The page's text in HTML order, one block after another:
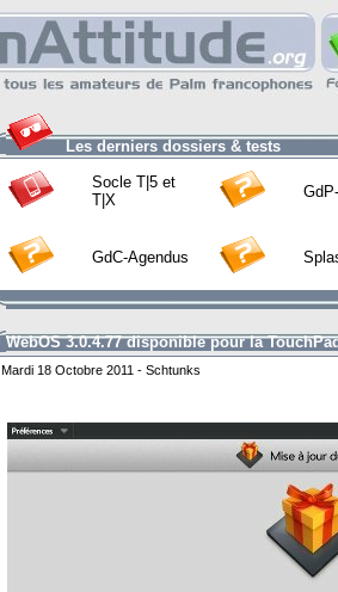
Les derniers dossiers & tests
Socle T|5 et
T|X
GdC-Agendus
WebOS 3.0.4.77 disponible pour la
Mardi 18 Octobre 2011 - Schtunks